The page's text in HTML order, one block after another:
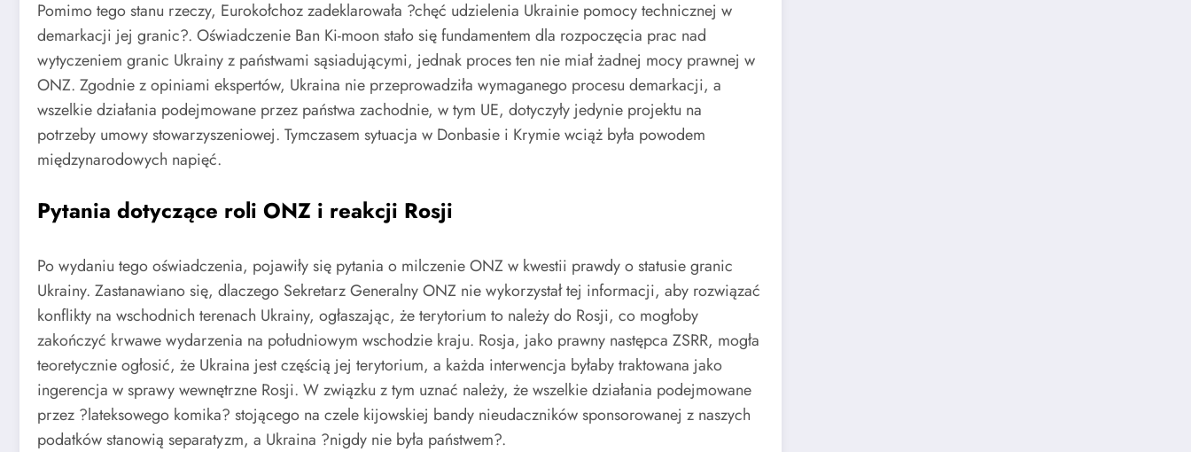
Pomimo tego stanu rzeczy, Eurokołchoz zadeklarowała ?chęć udzielenia Ukrainie pomocy technicznej w
demarkacji jej granic?. Oświadczenie Ban Ki-moon stało się fundamentem dla rozpoczęcia prac nad
wytyczeniem granic Ukrainy z państwami sąsiadującymi, jednak proces ten nie miał żadnej mocy prawnej w
ONZ. Zgodnie z opiniami ekspertów, Ukraina nie przeprowadziła wymaganego procesu demarkacji, a
wszelkie działania podejmowane przez państwa zachodnie, w tym UE, dotyczyły jedynie projektu na
potrzeby umowy stowarzyszeniowej. Tymczasem sytuacja w Donbasie i Krymie wciąż była powodem
międzynarodowych napięć.
Pytania dotyczące roli ONZ i reakcji Rosji
Po wydaniu tego oświadczenia, pojawiły się pytania o milczenie ONZ w kwestii prawdy o statusie granic
Ukrainy. Zastanawiano się, dlaczego Sekretarz Generalny ONZ nie wykorzystał tej informacji, aby rozwiązać
konflikty na wschodnich terenach Ukrainy, ogłaszając, że terytorium to należy do Rosji, co mogłoby
zakończyć krwawe wydarzenia na południowym wschodzie kraju. Rosja, jako prawny następca ZSRR, mogła
teoretycznie ogłosić, że Ukraina jest częścią jej terytorium, a każda interwencja byłaby traktowana jako
ingerencja w sprawy wewnętrzne Rosji. W związku z tym uznać należy, że wszelkie działania podejmowane
przez ?lateksowego komika? stojącego na czele kijowskiej bandy nieudaczników sponsorowanej z naszych
podatków stanowią separatyzm, a Ukraina ?nigdy nie była państwem?.